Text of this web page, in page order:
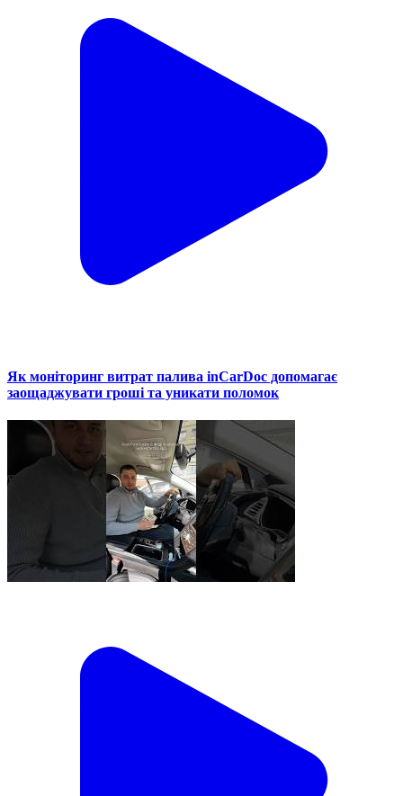
Як моніторинг витрат палива inCarDoc допомагає
заощаджувати гроші та уникати поломок